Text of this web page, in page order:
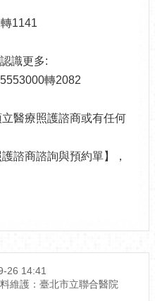
1141
識更多:
轉2082
醫療照護諮商或有任何
諮商諮詢與預約單】，
26 14:41
維護：臺北市立聯合醫院